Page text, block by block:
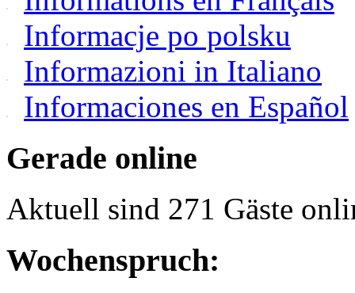
Informacje po polsku
Informazioni in Italiano
Informaciones en Español
Gerade online
Aktuell sind 271 Gäste
Wochenspruch: